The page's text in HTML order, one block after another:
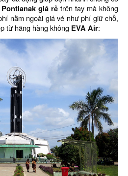
giá rẻtrên tay mà không
nằm ngoài giá vé như phí giữ chỗ,
từ hãng hàng không EVA Air: